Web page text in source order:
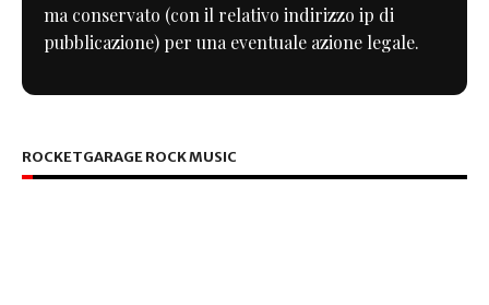
ma conservato (con il relativo indirizzo ip di
pubblicazione) per una eventuale azione legale.
ROCKETGARAGE ROCK MUSIC